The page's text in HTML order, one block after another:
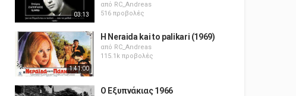
03:13
από RC_Andreas
516 προβολές
1:41:00
H Neraida kai to palikari (1969)
από RC_Andreas
115.1k προβολές
Ο Εξυπνάκιας 1966